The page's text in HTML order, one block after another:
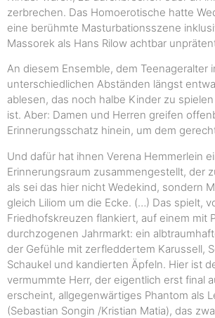
zerbrechen. Das Homoerotische hatte
eine berühmte Masturbationsszene
Massorek als Hans Rilow achtbar
An diesem Ensemble, dem Teenageralter
unterschiedlichen Abständen längst
ablesen, das noch halbe Kinder zu
ist. Aber: Damen und Herren greifen
Erinnerungsschatz hinein, um dem
Und dafür hat ihnen Verena Hemmerlein
Erinnerungsraum zusammengestellt, der
als sei das hier nicht Wedekind, sondern
gleich Liliom um die Ecke. (…) Das spielt,
Friedhofskreuzen flankiert, auf einem mit
durchzogenen Jahrmarkt: ein
der Gefühle mit zerfleddertem Karussell,
Schaukel und kandierten Äpfeln. Hier ist
vermummte Herr, der eigentlich erst final
erscheint, allgegenwärtiges Phantom als
(Sebastian Songin /Kristian Matia), das